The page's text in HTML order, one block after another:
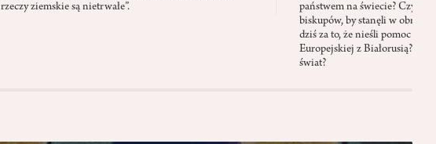
rzeczy ziemskie są nietrwałe”.
państwem na świecie? Czy
biskupów, by stanęli w
dziś za to, że nieśli pomoc
Europejskiej z Białorusią? Czy
świat?